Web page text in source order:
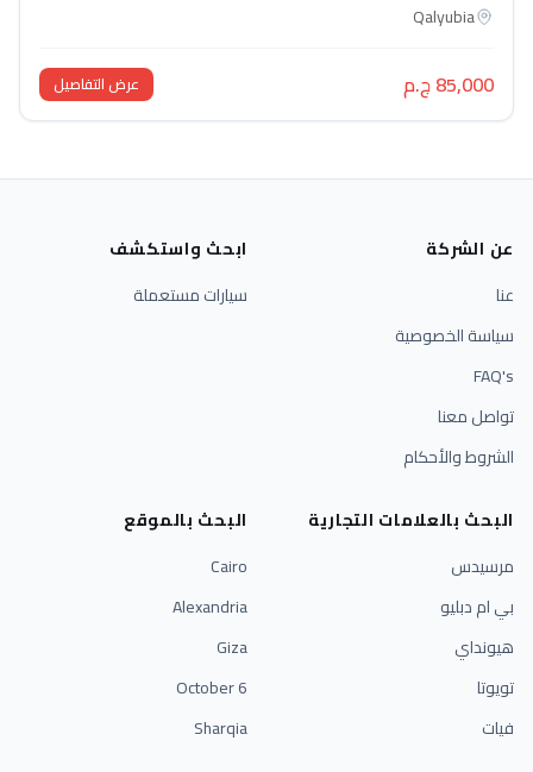
Qalyubia
85,000 ج.م عرض التفاصيل
عن الشركة
عنا
سياسة الخصوصية
FAQ's
تواصل معنا
الشروط والأحكام
ابحث واستكشف
سيارات مستعملة
البحث بالعلامات التجارية
مرسيدس
بي ام دبليو
هيونداي
تويوتا
فيات
البحث بالموقع
Cairo
Alexandria
Giza
6 October
Sharqia